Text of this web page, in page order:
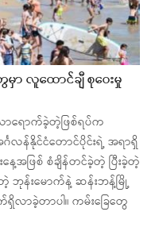
ာ လူထောင်ချီ စုဝေးမှု
ာရောက်ခဲ့တဲ့ဖြစ်ရပ်က
န်နိုင်ငံတောင်ပိုင်းရဲ့ အရာရှိ
အဖြစ် စံချိန်တင်ခဲ့တဲ့ ပြီးခဲ့တဲ့
ဘုန်းမောက်နဲ့ ဆန်းဘန့်မြို့
လာခဲ့တာပါ။ ကမ်းခြေတွေ